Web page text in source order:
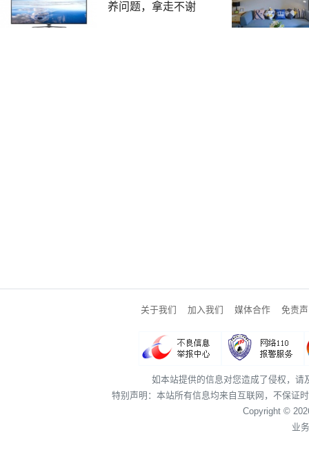
养问题，拿走不谢
关于我们 加入我们 媒体合作 免责
如本站提供的信息对您造成了侵权，
特别声明：本站所有信息均来自互联网，不保证
Copyright ©
业